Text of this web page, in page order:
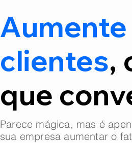
Aumente
clientes,
que
Parece mágica, mas é
sua empresa aumentar o